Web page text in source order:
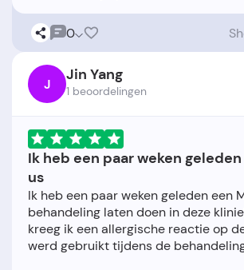
0
J Jin Yang
1 beoordelingen
Ik heb een paar weken
us
Ik heb een paar weken geleden een
behandeling laten doen in deze
kreeg ik een allergische reactie op
werd gebruikt tijdens de